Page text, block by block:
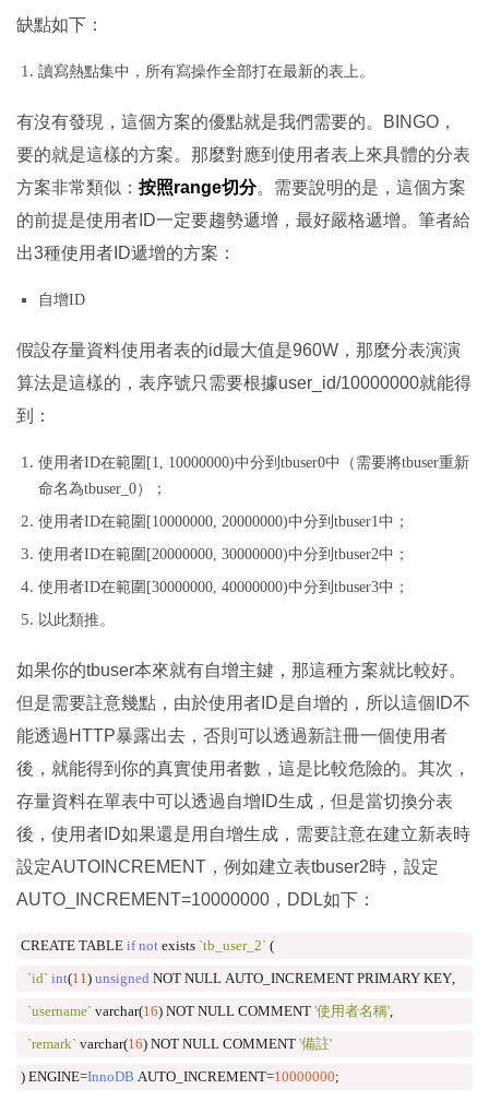
缺點如下：
讀寫熱點集中，所有寫操作全部打在最新的表上。
有沒有發現，這個方案的優點就是我們需要的。BINGO，
要的就是這樣的方案。那麼對應到使用者表上來具體的分表
方案非常類似： 按照range切分。需要說明的是，這個方案
的前提是使用者ID一定要趨勢遞增，最好嚴格遞增。筆者給
出3種使用者ID遞增的方案：
自增ID
假設存量資料使用者表的id最大值是960W，那麼分表演演
算法是這樣的，表序號只需要根據user_id/10000000就能得
到：
使用者ID在範圍[1, 10000000)中分到tbuser0中（需要將tbuser重新
命名為tbuser_0）；
使用者ID在範圍[10000000, 20000000)中分到tbuser1中；
使用者ID在範圍[20000000, 30000000)中分到tbuser2中；
使用者ID在範圍[30000000, 40000000)中分到tbuser3中；
以此類推。
如果你的tbuser本來就有自增主鍵，那這種方案就比較好。
但是需要註意幾點，由於使用者ID是自增的，所以這個ID不
能透過HTTP暴露出去，否則可以透過新註冊一個使用者
後，就能得到你的真實使用者數，這是比較危險的。其次，
存量資料在單表中可以透過自增ID生成，但是當切換分表
後，使用者ID如果還是用自增生成，需要註意在建立新表時
設定AUTOINCREMENT，例如建立表tbuser2時，設定
AUTO_INCREMENT=10000000，DDL如下：
CREATE TABLE if not exists `tb_user_2` (
`id` int(11 ) unsigned NOT NULL AUTO_INCREMENT PRIMARY KEY
`username` varchar(16) NOT NULL COMMENT '使用者名稱'
`remark` varchar(16) NOT NULL COMMENT '備註'
) ENGINE=InnoDB AUTO_INCREMENT=10000000;